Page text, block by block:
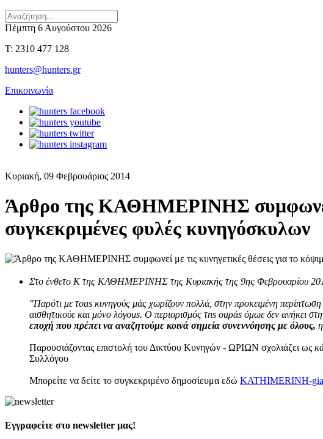
Πέμπτη 6 Αυγούστου 2026
T: 2310 477 128
hunters@hunters.gr
Επικοινωνία
Κυριακή, 09 Φεβρουάριος 2014
Άρθρο της ΚΑΘΗΜΕΡΙΝΗΣ συμφωνεί
συγκεκριμένες φυλές κυνηγόσκυλων
Στο ένθετο Κ της ΚΑΘΗΜΕΡΙΝΗΣ της Κυριακής της 9ης Φεβρουαρίου
"Παρότι με τous κυνηγούς μάς χωρίζουν πολλά, στην προκειμένη
αισθητικούε και μόνο λόγous. Ο περιορισμός τns ouράs όμωε δεν ανήκει
εποχή που πρέπει να αναζητούμε κοινά σημεία συνεννόησης με όλους,
Παρουσιάζοντας επιστολή του Δικτύου Κυνηγών - ΩΡΙΩΝ σχολιάζει ως
Συλλόγου
Μπορείτε να δείτε το συγκεκριμένο δημοσίευμα εδώ KATHIMERINH-gia
Εγγραφείτε στο newsletter μας!